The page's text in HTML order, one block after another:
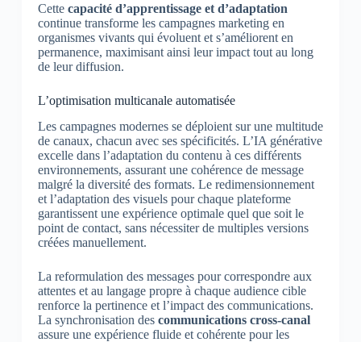
Cette capacité d’apprentissage et d’adaptation
continue transforme les campagnes marketing en
organismes vivants qui évoluent et s’améliorent en
permanence, maximisant ainsi leur impact tout au long
de leur diffusion.
L’optimisation multicanale automatisée
Les campagnes modernes se déploient sur une multitude
de canaux, chacun avec ses spécificités. L’IA générative
excelle dans l’adaptation du contenu à ces différents
environnements, assurant une cohérence de message
malgré la diversité des formats. Le redimensionnement
et l’adaptation des visuels pour chaque plateforme
garantissent une expérience optimale quel que soit le
point de contact, sans nécessiter de multiples versions
créées manuellement.
La reformulation des messages pour correspondre aux
attentes et au langage propre à chaque audience cible
renforce la pertinence et l’impact des communications.
La synchronisation des communications cross-canal
assure une expérience fluide et cohérente pour les